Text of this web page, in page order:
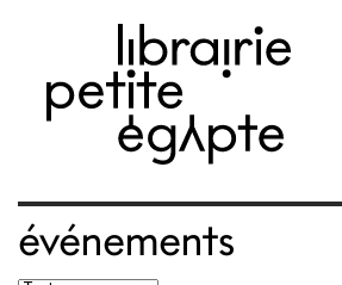
événements